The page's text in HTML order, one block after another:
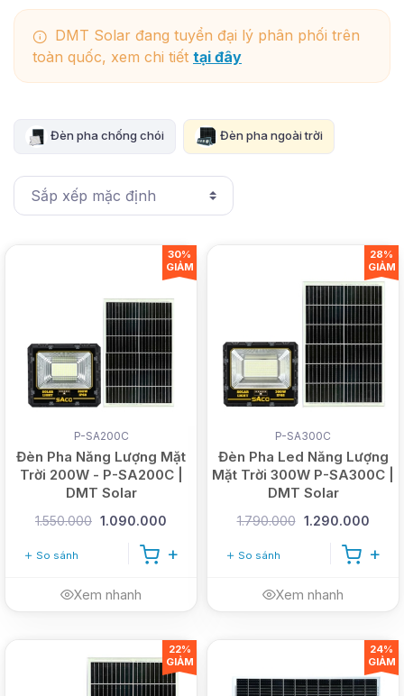
DMT Solar đang tuyển đại lý phân phối trên
toàn quốc, xem chi tiết tại đây
Đèn pha chống chói Đèn pha ngoài trời
P-SA200C
Đèn Pha Năng Lượng Mặt
Trời 200W - P-SA200C |
DMT Solar
1.550.000 1.090.000
So sánh
Xem nhanh
30%
GIẢM
P-SA300C
Đèn Pha Led Năng Lượng
Mặt Trời 300W P-SA300C |
DMT Solar
1.790.000 1.290.000
So sánh
Xem nhanh
28%
GIẢM
22%
GIẢM
24%
GIẢM